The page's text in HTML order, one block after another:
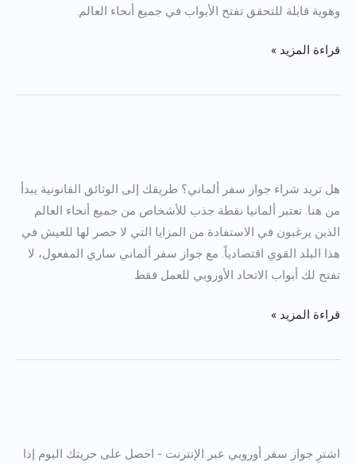
وهوية قابلة للتحقق تفتح الأبواب في جميع أنحاء العالم.
قراءة المزيد »
هل تريد شراء جواز سفر ألماني؟ طريقك إلى الوثائق القانونية يبدأ
من هنا. تعتبر ألمانيا نقطة جذب للأشخاص من جميع أنحاء العالم
الذين يرغبون في الاستفادة من المزايا التي لا حصر لها للعيش في
هذا البلد القوي اقتصادياً. مع جواز سفر ألماني ساري المفعول، لا
تفتح لك أبواب الاتحاد الأوروبي للعمل فقط
السفر
الألمانية
عبر
الإنترنت
قراءة المزيد »
اشترِ جواز سفر أوروبي عبر الإنترنت - احصل على حريتك اليوم إذا
سفر